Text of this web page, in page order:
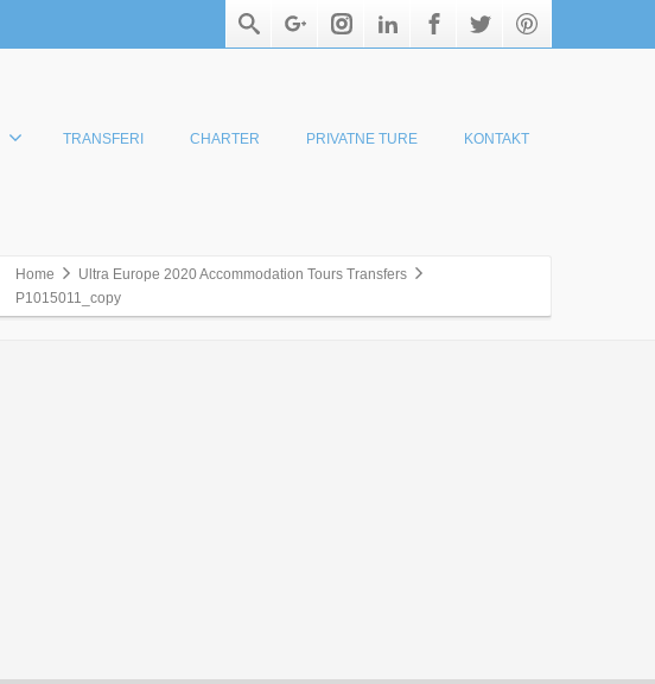
TRANSFERI CHARTER PRIVATNE TURE KONTAKT
Home
Ultra Europe 2020 Accommodation Tours Transfers
P1015011_copy